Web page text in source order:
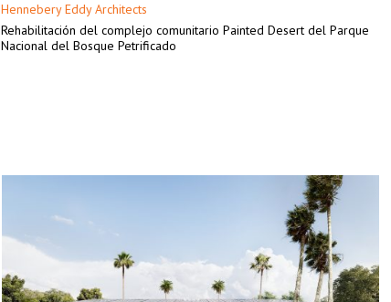
Hennebery Eddy Architects
Rehabilitación del complejo comunitario Painted Desert del Parque
Nacional del Bosque Petrificado